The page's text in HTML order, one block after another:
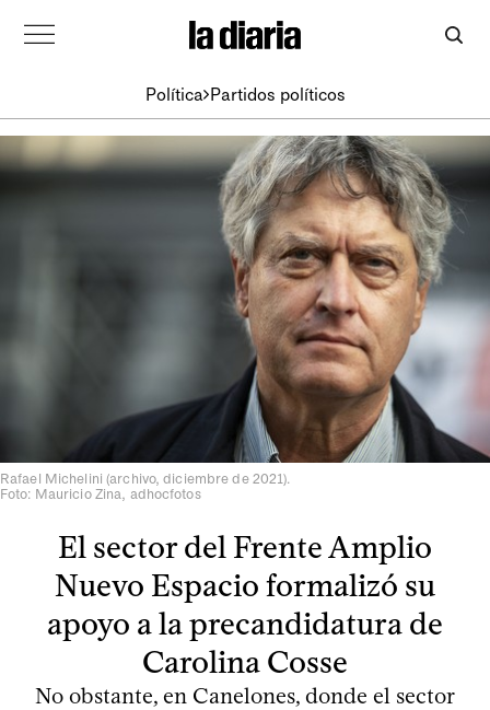
Política Partidos políticos
Rafael Michelini (archivo, diciembre de 2021).
Foto: Mauricio Zina, adhocfotos
El sector del Frente Amplio
Nuevo Espacio formalizó su
apoyo a la precandidatura de
Carolina Cosse
No obstante, en Canelones, donde el sector